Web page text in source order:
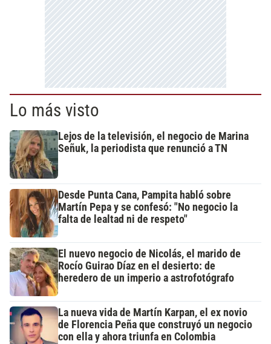
Lo más visto
Lejos de la televisión, el negocio de Marina
Señuk, la periodista que renunció a TN
Desde Punta Cana, Pampita habló sobre
Martín Pepa y se confesó: "No negocio la
falta de lealtad ni de respeto"
El nuevo negocio de Nicolás, el marido de
Rocío Guirao Díaz en el desierto: de
heredero de un imperio a astrofotógrafo
La nueva vida de Martín Karpan, el ex novio
de Florencia Peña que construyó un negocio
con ella y ahora triunfa en Colombia